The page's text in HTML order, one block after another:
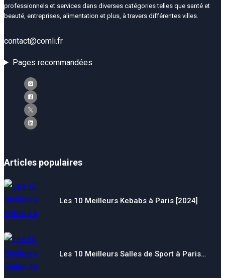
professionnels et services dans diverses catégories telles que santé et
beauté, entreprises, alimentation et plus, à travers différentes villes.
contact@comli.fr
Pages recommandées
Articles populaires
Les 10 Meilleurs Kebabs à Paris [2024]
Les 10 Meilleurs Salles de Sport à Paris…